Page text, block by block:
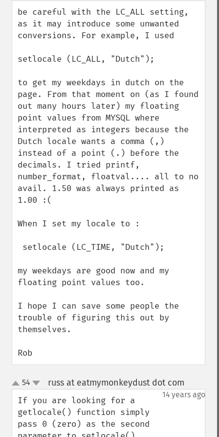
be careful with the LC_ALL setting,
as it may introduce some unwanted
conversions. For example, I used
setlocale (LC_ALL, "Dutch");
to get my weekdays in dutch on the
page. From that moment on (as I found
out many hours later) my floating
point values from MYSQL where
interpreted as integers because the
Dutch locale wants a comma (,)
instead of a point (.) before the
decimals. I tried printf,
number_format, floatval.... all to no
avail. 1.50 was always printed as
1.00 :(
When I set my locale to :
my weekdays are good now and my
floating point values too.
I hope I can save some people the
trouble of figuring this out by
themselves.
Rob
up
down
54 russ at eatmymonkeydust dot com
14 years ago
If you are looking for a
getlocale() function simply
pass 0 (zero) as the second